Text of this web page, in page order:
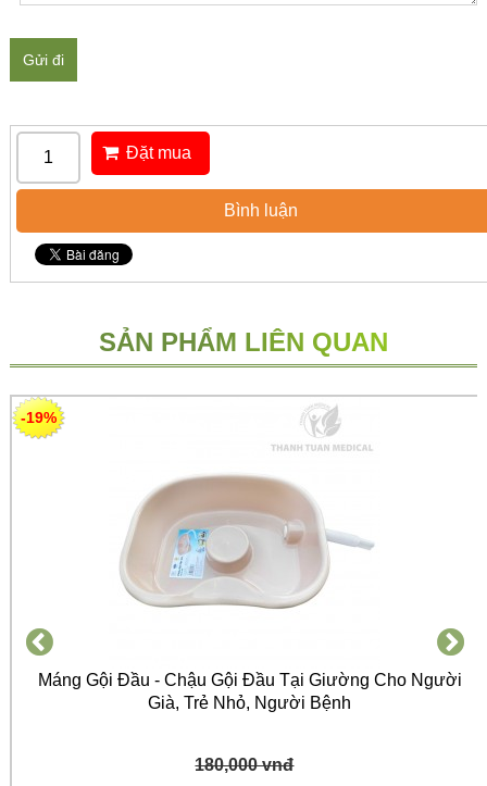
Gửi đi
Đặt mua
Bình luận
SẢN PHẨM LIÊN QUAN
Máng Gội Đầu - Chậu Gội Đầu Tại Giường Cho Người
Già, Trẻ Nhỏ, Người Bệnh
180,000 vnđ
-19%